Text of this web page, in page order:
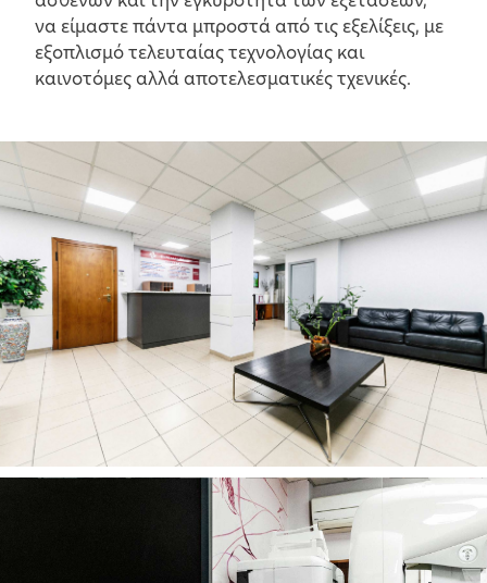
να είμαστε πάντα μπροστά από τις εξελίξεις, με
εξοπλισμό τελευταίας τεχνολογίας και
καινοτόμες αλλά αποτελεσματικές τχενικές.